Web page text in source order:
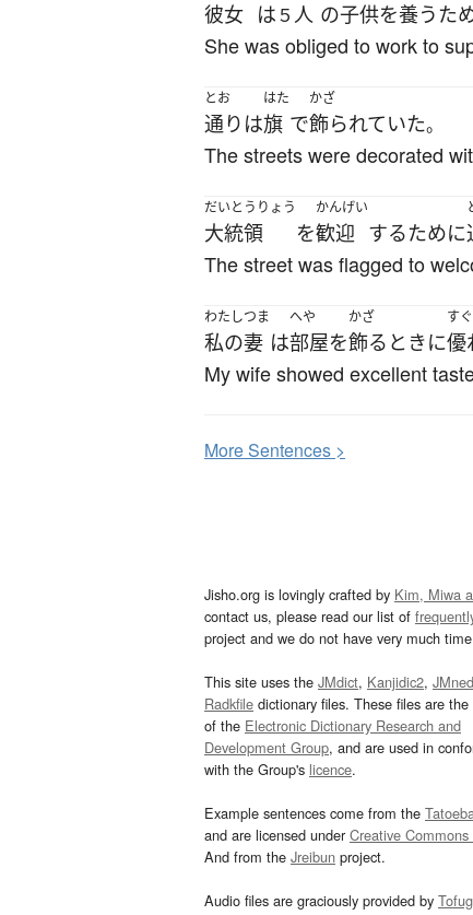
彼女 は５ 人 の子供を養うた
She was obliged to work to
とお
通り は
はた
旗 で
かざ
飾られていた。
The streets were decorated
だいとうりょう
大統領 を
かんげい
歓迎 するために
The street was flagged to
わたし
私の
つま
妻 は
へや
部屋を
かざ
飾る ときに
すぐ
優
My wife showed excellent
MoreSentences >
Jisho.org is lovingly crafted by Kim, Miwa
contact us, please read our list of
project and we do not have very much
This site uses the JMdict, Kanjidic2,
Radkfile dictionary files. These files are the
of the Electronic Dictionary Research and
Development Group, and are used in
with the Group's licence.
Example sentences come from the
and are licensed underCreative Commons
And from the Jreibun project.
Audio files are graciously provided by